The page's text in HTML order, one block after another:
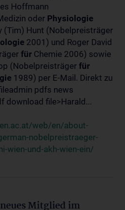
Hoffmann
oder Physiologie
(Tim) Hunt (Nobelpreisträger
2001) und Roger David
für Chemie 2006) sowie
(Nobelpreisträger für
1989) per E-Mail. Direkt zu
pdfs news
download file>Harald...
web/en/about-
nobelpreistraeger-
wien-und-akh-wien-ein/
Mitglied im